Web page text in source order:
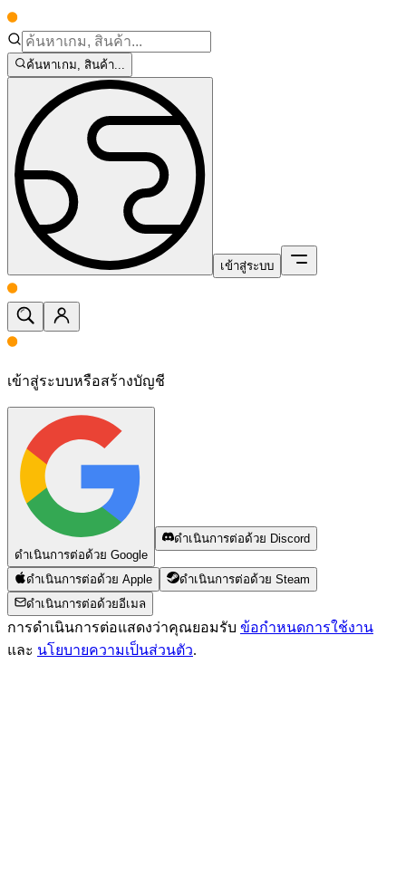
ค้นหาเกม, สินค้า...
เข้าสู่ระบบ
เข้าสู่ระบบหรือสร้างบัญชี
ดำเนินการต่อด้วย Google
ดำเนินการต่อด้วย Discord
ดำเนินการต่อด้วย Apple
ดำเนินการต่อด้วย Steam
ดำเนินการต่อด้วยอีเมล
การดำเนินการต่อแสดงว่าคุณยอมรับ ข้อกำหนดการใช้งาน
และ นโยบายความเป็นส่วนตัว.